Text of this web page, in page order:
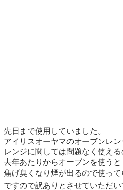
先日まで使用していました。
アイリスオーヤマのオーブンレン
レンジに関しては問題なく使え
去年あたりからオーブンを使うと
焦げ臭くなり煙が出るので使っ
ですので訳ありとさせていただい